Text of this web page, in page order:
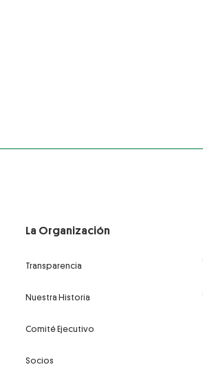
La Organización
Transparencia
Nuestra Historia
Comité Ejecutivo
Socios